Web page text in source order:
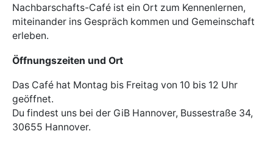
Nachbarschafts-Café ist ein Ort zum Kennenlernen,
miteinander ins Gespräch kommen und Gemeinschaft
erleben.
Öffnungszeiten und Ort
Das Café hat Montag bis Freitag von 10 bis 12 Uhr
geöffnet.
Du findest uns bei der GiB Hannover, Bussestraße 34,
30655 Hannover.